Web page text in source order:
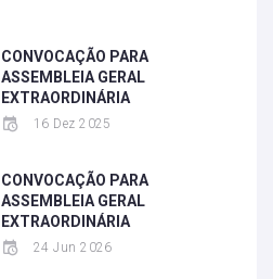
CONVOCAÇÃO PARA
ASSEMBLEIA GERAL
EXTRAORDINÁRIA
16 Dez 2025
CONVOCAÇÃO PARA
ASSEMBLEIA GERAL
EXTRAORDINÁRIA
24 Jun 2026